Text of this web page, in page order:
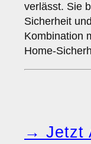
verlässt. Sie
Sicherheit
Kombination
Home-
→ Jetzt